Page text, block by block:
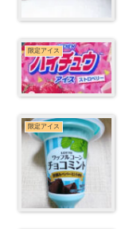
限定アイス
限定アイス